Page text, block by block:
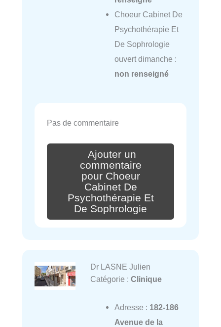
Choeur Cabinet De
Psychothérapie Et
De Sophrologie
ouvert dimanche :
non renseigné
Pas de commentaire
Ajouter un
commentaire
pour Choeur
Cabinet De
Psychothérapie Et
De Sophrologie
Dr LASNE Julien
Catégorie : Clinique
Adresse : 182-186
Avenue de la